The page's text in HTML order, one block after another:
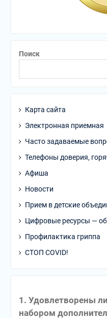
Поиск
Карта сайта
Электронная приемная
Часто задаваемые
Телефоны доверия,
Афиша
Новости
Прием в детские
Цифровые ресурсы —
Профилактика гриппа
СТОП COVID!
1. Удовлетворены
набором